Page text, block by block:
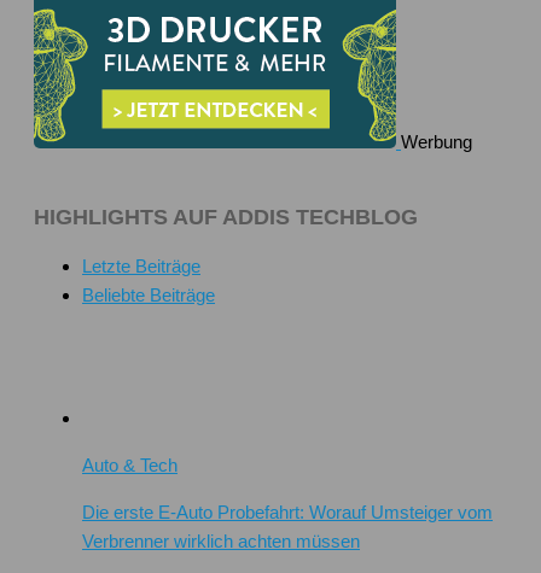
Werbung
HIGHLIGHTS AUF ADDIS TECHBLOG
Letzte Beiträge
Beliebte Beiträge
Auto & Tech
Die erste E-Auto Probefahrt: Worauf Umsteiger vom
Verbrenner wirklich achten müssen